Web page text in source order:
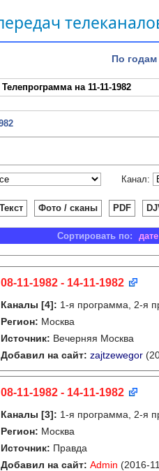
По годам
Телепрограмма на 11-11-1982
Канал:
Текст Фото / сканы PDF
Сортировать по: дате
08-11-1982 - 14-11-1982
Каналы [4]: 1-я программа, 2-я
Регион: Москва
Источник: Вечерняя Москва
Добавил на сайт: zajtzewegor
08-11-1982 - 14-11-1982
Каналы [3]: 1-я программа, 2-я
Регион: Москва
Источник: Правда
Добавил на сайт: Admin (2016-